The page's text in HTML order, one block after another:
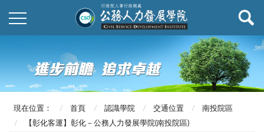
現在位置： 首頁 認識學院 交通位置
南投院區
【彰化客運】彰化－公務人力發展學院(南投院區)